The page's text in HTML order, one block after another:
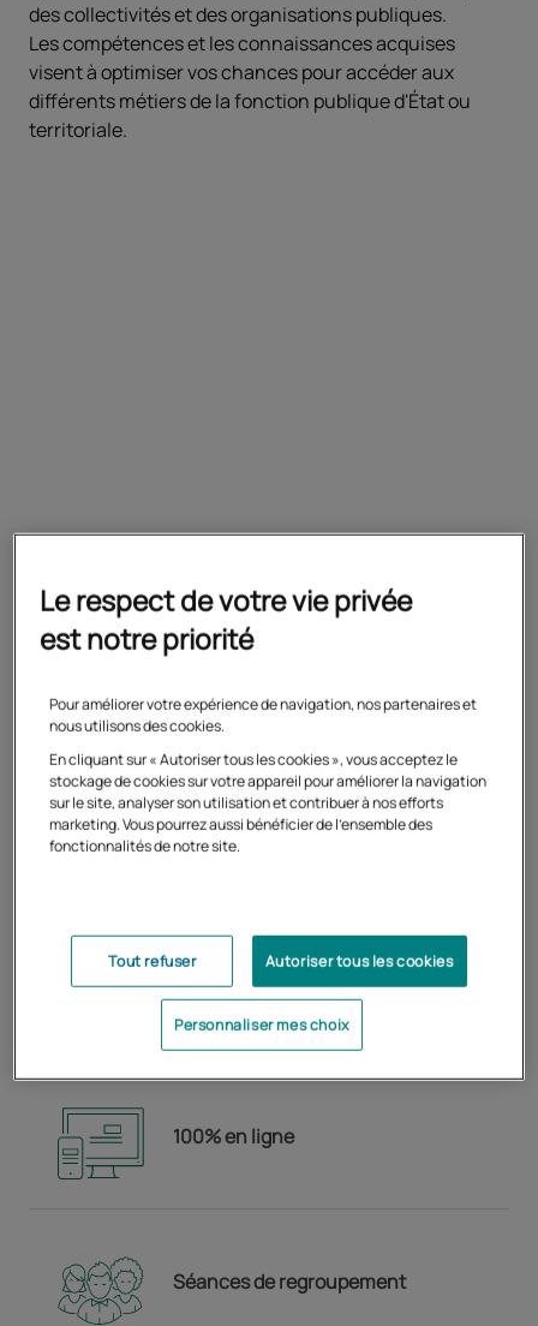
des collectivités et des organisations publiques.
Les compétences et les connaissances acquises
visent à optimiser vos chances pour accéder aux
différents métiers de la fonction publique d'État ou
territoriale.
Être titulaire d'un master 1 ou bénéficiaire
d'une VAE notamment si vous êtes
soumise à l’avis de l’IPAG-CIMP
Préparation
semestres)
100% en ligne
Séances de regroupement
Le respect de votre vie privée
est notre priorité
Pour améliorer votre expérience de navigation, nos partenaires et
nous utilisons des cookies.
En cliquant sur « Autoriser tous les cookies », vous acceptez le
stockage de cookies sur votre appareil pour améliorer la navigation
sur le site, analyser son utilisation et contribuer à nos efforts
marketing. Vous pourrez aussi bénéficier de l'ensemble des
fonctionnalités de notre site.
Tout refuser Autoriser tous les cookies
Personnaliser mes choix